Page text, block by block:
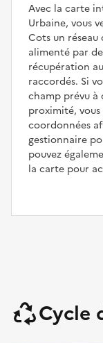
Avec la carte
Urbaine, vous
Cots un
alimenté par
récupération
raccordés. Si
champ prévu à
proximité,
coordonnées
gestionnaire
pouvez
la carte pour
Cycle